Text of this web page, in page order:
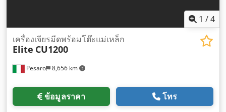
1 /4
Pesaro 8,656 km
เครื่องเจียรมีดพร้อมโต๊ะแม่เหล็ก
Elite CU1200
ข้อมูลราคา โทร